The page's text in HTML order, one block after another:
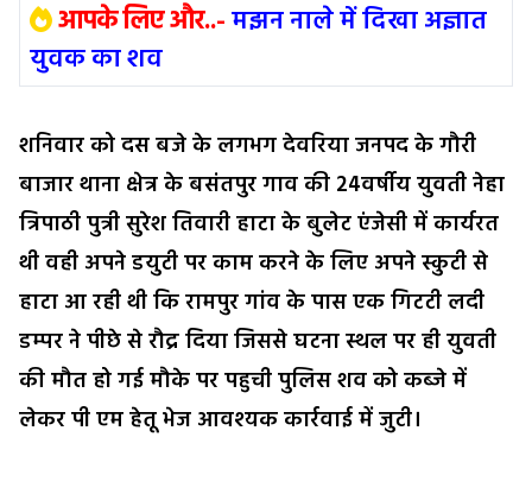
आपके लिए और..-मझन नाले में दिखा अज्ञात
युवक का शव
शनिवार को दस बजे के लगभग देवरिया जनपद के गौरी
बाजार थाना क्षेत्र के बसंतपुर गाव की 24वर्षीय युवती नेहा
त्रिपाठी पुत्री सुरेश तिवारी हाटा के बुलेट एंजेसी में कार्यरत
थी वही अपने डयुटी पर काम करने के लिए अपने स्कुटी से
हाटा आ रही थी कि रामपुर गांव के पास एक गिटटी लदी
डम्पर ने पीछे से रौद्र दिया जिससे घटना स्थल पर ही युवती
की मौत हो गई मौके पर पहुची पुलिस शव को कब्जे में
लेकर पी एम हेतू भेज आवश्यक कार्रवाई में जुटी।